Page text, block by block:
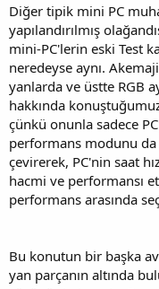
Diğer tipik mini PC
yapılandırılmış
mini-PC'lerin eski Test
neredeyse aynı.
yanlarda ve üstte RGB
hakkında
çünkü onunla sadece
performans modunu
çevirerek, PC'nin saat
hacmi ve performansı
performans arasında
Bu konutun bir başka
yan parçanın altında